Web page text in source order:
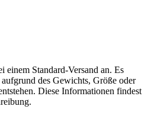
einem Standard-Versand an. Es
des Gewichts, Größe oder
Diese Informationen findest